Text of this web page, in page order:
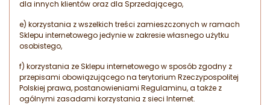
dla innych klientów oraz dla Sprzedającego,
e) korzystania z wszelkich treści zamieszczonych w ramach
Sklepu internetowego jedynie w zakresie własnego użytku
osobistego,
f) korzystania ze Sklepu internetowego w sposób zgodny z
przepisami obowiązującego na terytorium Rzeczypospolitej
Polskiej prawa, postanowieniami Regulaminu, a także z
ogólnymi zasadami korzystania z sieci Internet.